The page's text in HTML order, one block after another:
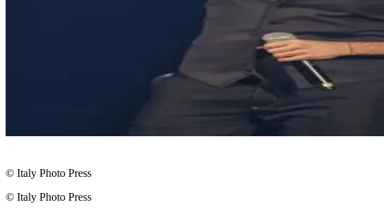
© Italy Photo Press
© Italy Photo Press